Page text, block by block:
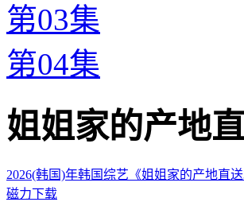
第03集
第04集
姐姐家的产地直
2026(韩国)年韩国综艺《姐姐家的产地直
磁力下载